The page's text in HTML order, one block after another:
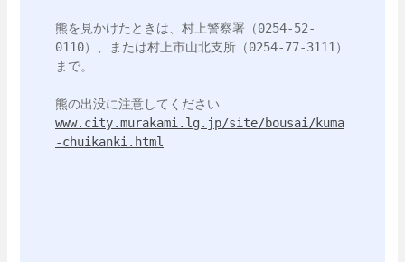
熊を見かけたときは、村上警察署（0254-52-
0110）、または村上市山北支所（0254-77-3111）
まで。
www.city.murakami.lg.jp/site/bousai/kuma
-chuikanki.html